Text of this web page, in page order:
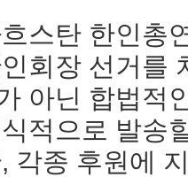
스탄 한인총
회장 선거를
아닌 합법적
식적으로 발송
각종 후원에